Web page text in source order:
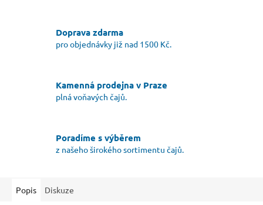
Doprava zdarma
pro objednávky již nad 1500 Kč.
Kamenná prodejna v Praze
plná voňavých čajů.
Poradíme s výběrem
z našeho širokého sortimentu čajů.
Popis Diskuze